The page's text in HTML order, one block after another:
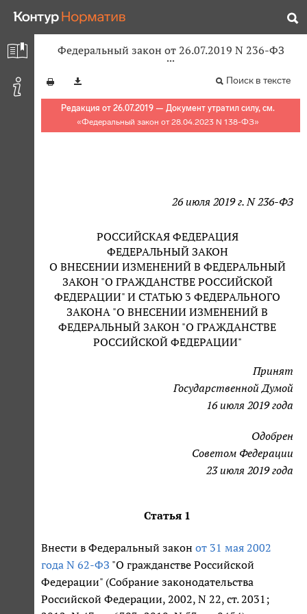
Федеральный закон от 26.07.2019 N 236-ФЗ
Поиск в тексте
Редакция от 26.07.2019 — Документ утратил силу, см.
«Федеральный закон от 28.04.2023 N 138-ФЗ»
26 июля 2019 г. N 236-ФЗ
РОССИЙСКАЯ ФЕДЕРАЦИЯ
ФЕДЕРАЛЬНЫЙ ЗАКОН
О ВНЕСЕНИИ ИЗМЕНЕНИЙ В ФЕДЕРАЛЬНЫЙ
ЗАКОН "О ГРАЖДАНСТВЕ РОССИЙСКОЙ
ФЕДЕРАЦИИ" И СТАТЬЮ 3 ФЕДЕРАЛЬНОГО
ЗАКОНА "О ВНЕСЕНИИ ИЗМЕНЕНИЙ В
ФЕДЕРАЛЬНЫЙ ЗАКОН "О ГРАЖДАНСТВЕ
РОССИЙСКОЙ ФЕДЕРАЦИИ"
Принят
Государственной Думой
16 июля 2019 года
Одобрен
Советом Федерации
23 июля 2019 года
Статья 1
Внести в Федеральный закон от 31 мая 2002
года N 62-ФЗ "О гражданстве Российской
Федерации" (Собрание законодательства
Российской Федерации, 2002, N 22, ст. 2031;